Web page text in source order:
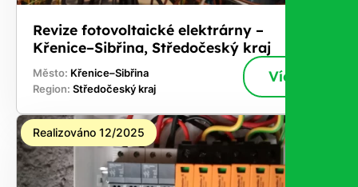
Revize fotovoltaické elektrárny –
Křenice–Sibřina, Středočeský kraj
Město: Křenice–Sibřina
Region: Středočeský kraj
Více
Realizováno 12/2025